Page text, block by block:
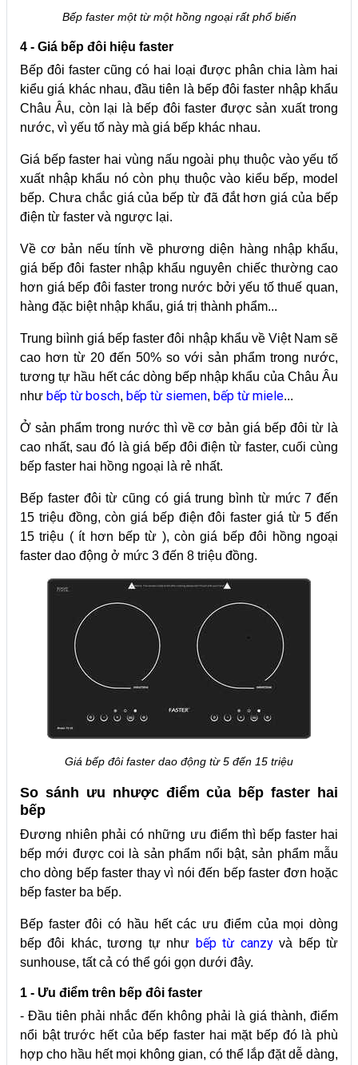
Bếp faster một từ một hồng ngoại rất phổ biến
4 - Giá bếp đôi hiệu faster
Bếp đôi faster cũng có hai loại được phân chia làm hai
kiểu giá khác nhau, đầu tiên là bếp đôi faster nhập khẩu
Châu Âu, còn lại là bếp đôi faster được sản xuất trong
nước, vì yếu tố này mà giá bếp khác nhau.
Giá bếp faster hai vùng nấu ngoài phụ thuộc vào yếu tố
xuất nhập khẩu nó còn phụ thuộc vào kiểu bếp, model
bếp. Chưa chắc giá của bếp từ đã đắt hơn giá của bếp
điện từ faster và ngược lại.
Về cơ bản nếu tính về phương diện hàng nhập khẩu,
giá bếp đôi faster nhập khẩu nguyên chiếc thường cao
hơn giá bếp đôi faster trong nước bởi yếu tố thuế quan,
hàng đặc biệt nhập khẩu, giá trị thành phẩm...
Trung biình giá bếp faster đôi nhập khẩu về Việt Nam sẽ
cao hơn từ 20 đến 50% so với sản phẩm trong nước,
tương tự hầu hết các dòng bếp nhập khẩu của Châu Âu
như bếp từ bosch, bếp từ siemen, bếp từ miele...
Ở sản phẩm trong nước thì về cơ bản giá bếp đôi từ là
cao nhất, sau đó là giá bếp đôi điện từ faster, cuối cùng
bếp faster hai hồng ngoại là rẻ nhất.
Bếp faster đôi từ cũng có giá trung bình từ mức 7 đến
15 triệu đồng, còn giá bếp điện đôi faster giá từ 5 đến
15 triệu ( ít hơn bếp từ ), còn giá bếp đôi hồng ngoại
faster dao động ở mức 3 đến 8 triệu đồng.
Giá bếp đôi faster dao động từ 5 đến 15 triệu
So sánh ưu nhược điểm của bếp faster hai
bếp
Đương nhiên phải có những ưu điểm thì bếp faster hai
bếp mới được coi là sản phẩm nổi bật, sản phẩm mẫu
cho dòng bếp faster thay vì nói đến bếp faster đơn hoặc
bếp faster ba bếp.
Bếp faster đôi có hầu hết các ưu điểm của mọi dòng
bếp đôi khác, tương tự như bếp từ canzyvà bếp từ
sunhouse, tất cả có thể gói gọn dưới đây.
1 - Ưu điểm trên bếp đôi faster
- Đầu tiên phải nhắc đến không phải là giá thành, điểm
nổi bật trước hết của bếp faster hai mặt bếp đó là phù
hợp cho hầu hết mọi không gian, có thể lắp đặt dễ dàng,